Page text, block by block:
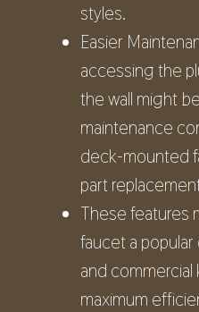
styles.
Easier
accessing the
the wall might
maintenance
deck-mounted
part
These features
faucet a
and
maximum